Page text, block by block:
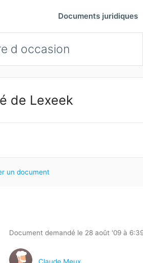
Documents juridiques
d occasion
de Lexeek
un document
Document demandé le 28 août '09 à